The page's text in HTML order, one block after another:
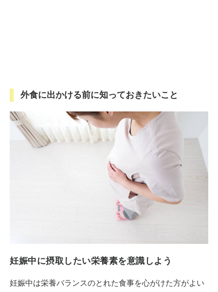
外食に出かける前に知っておきたいこと
妊娠中に摂取したい栄養素を意識しよう
妊娠中は栄養バランスのとれた食事を心がけた方がよい